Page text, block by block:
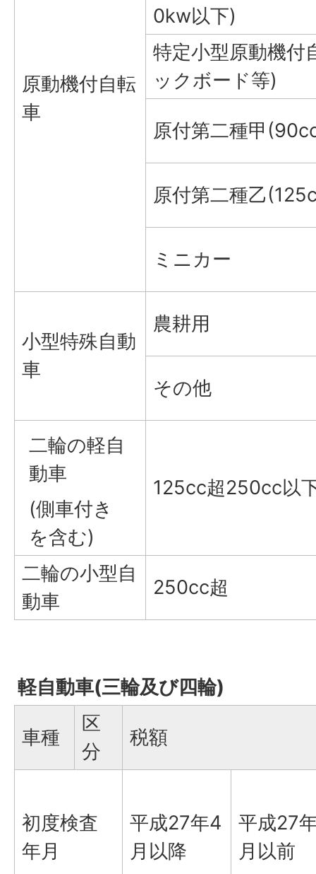
原動機付自転
車
0kw以下)
特定小型原動機付
ックボード等)
原付第二種甲
原付第二種乙
ミニカー
小型特殊自動
車
農耕用
その他
二輪の軽自
動車
(側車付き
を含む)
125cc超250cc以
二輪の小型自
動車
250cc超
軽自動車(三輪及び四輪)
車種
区
分
税額
初度検査
年月
平成27年4
月以降
平成27
月以前